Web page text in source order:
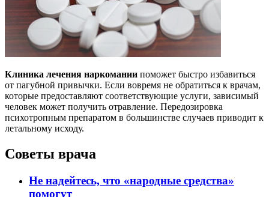
Клиника лечения наркомании поможет быстро избавиться
от пагубной привычки. Если вовремя не обратиться к врачам,
которые предоставляют соответствующие услуги, зависимый
человек может получить отравление. Передозировка
психотропным препаратом в большинстве случаев приводит к
летальному исходу.
Советы врача
Не надейтесь, что «народные средства»
помогут